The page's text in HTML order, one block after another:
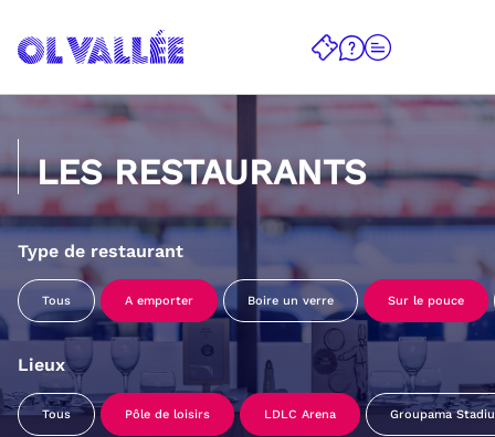
LES RESTAURANTS
Type de restaurant
Tous A emporter Boire un verre Sur le pouce
Lieux
Tous Pôle de loisirs LDLC Arena Groupama